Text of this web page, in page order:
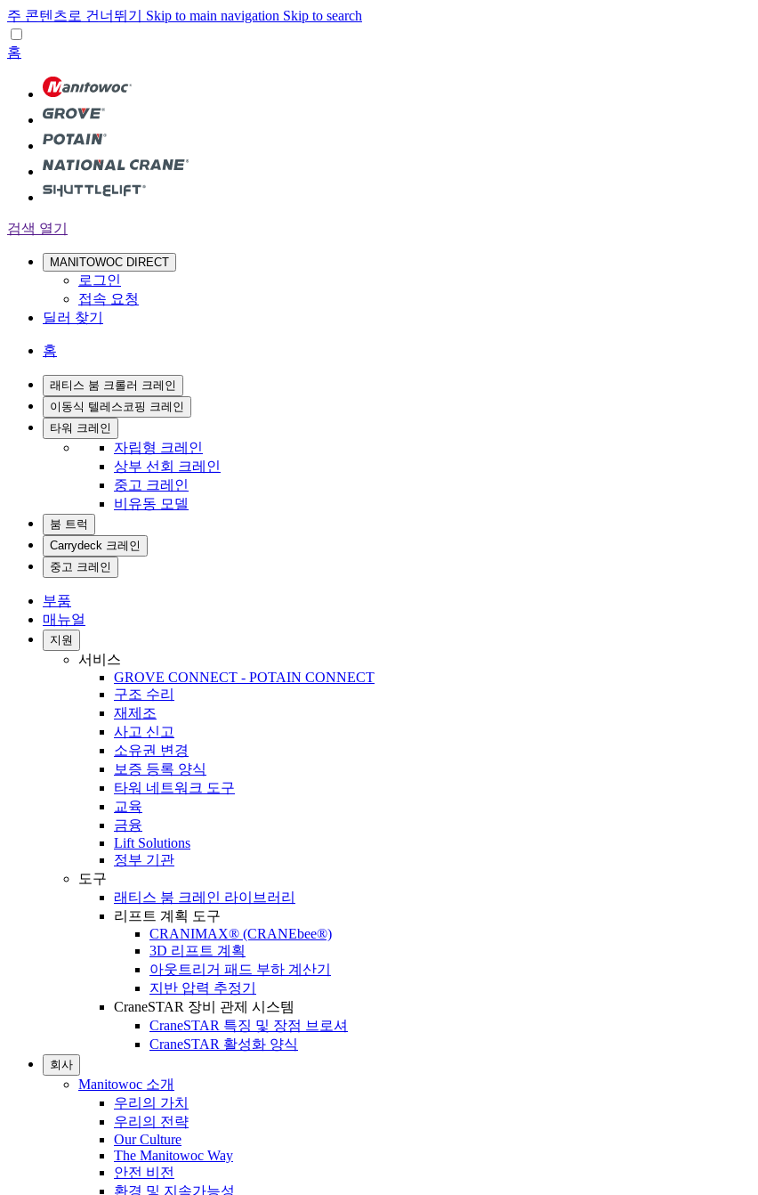
주 콘텐츠로 건너뛰기 Skip to main navigation Skip to search
홈
검색 열기
MANITOWOC DIRECT
로그인
접속 요청
딜러 찾기
홈
래티스 붐 크롤러 크레인
이동식 텔레스코핑 크레인
타워 크레인
자립형 크레인
상부 선회 크레인
중고 크레인
비유동 모델
붐 트럭
Carrydeck 크레인
중고 크레인
부품
매뉴얼
지원
서비스
GROVE CONNECT - POTAIN CONNECT
구조 수리
재제조
사고 신고
소유권 변경
보증 등록 양식
타워 네트워크 도구
교육
금융
Lift Solutions
정부 기관
도구
래티스 붐 크레인 라이브러리
리프트 계획 도구
CRANIMAX® (CRANEbee®)
3D 리프트 계획
아웃트리거 패드 부하 계산기
지반 압력 추정기
CraneSTAR 장비 관제 시스템
CraneSTAR 특징 및 장점 브로셔
CraneSTAR 활성화 양식
회사
Manitowoc 소개
우리의 가치
우리의 전략
Our Culture
The Manitowoc Way
안전 비전
환경 및 지속가능성